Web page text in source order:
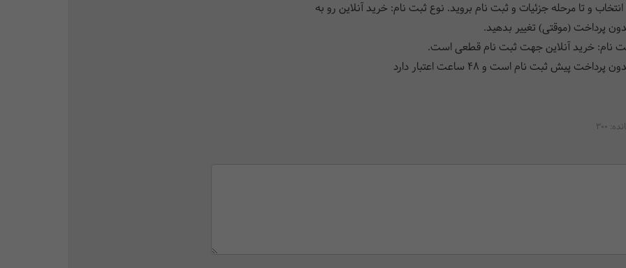
انتخاب و تا مرحله جزئیات و ثبت نام بروید. نوع ثبت نام: خرید آنلاین رو به
پرداخت (موقتی) تغییر بدهید.
نام: خرید آنلاین جهت ثبت نام قطعی است.
پرداخت پیش ثبت نام است و 48 ساعت اعتبار دارد
300